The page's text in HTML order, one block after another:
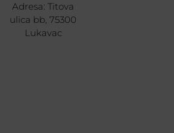
Adresa: Titova
ulica bb, 75300
Lukavac